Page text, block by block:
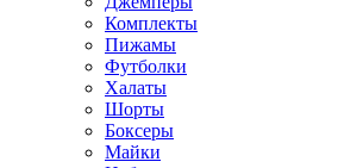
Комплекты
Пижамы
Футболки
Халаты
Шорты
Боксеры
Майки